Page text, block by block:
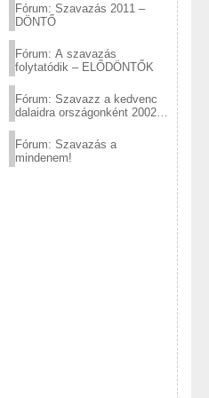
Fórum: Szavazás 2011 –
DÖNTŐ
Fórum: A szavazás
folytatódik – ELŐDÖNTŐK
Fórum: Szavazz a kedvenc
dalaidra országonként 2002
Fórum: Szavazás a
mindenem!